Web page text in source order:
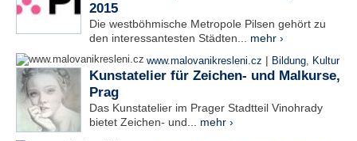
2015
Die westböhmische Metropole Pilsen gehört zu
den interessantesten Städten... mehr ›
www.malovanikresleni.cz | Bildung, Kultur
Kunstatelier für Zeichen- und Malkurse,
Prag
Das Kunstatelier im Prager Stadtteil Vinohrady
bietet Zeichen- und... mehr ›